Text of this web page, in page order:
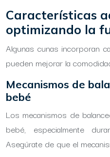
Características
optimizando la
Algunas cunas incorporan
pueden mejorar la
Mecanismos de
bebé
Los mecanismos de
bebé, especialmente
Asegúrate de que el